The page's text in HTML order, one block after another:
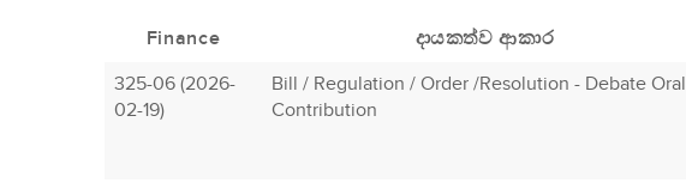
Finance දායකත්ව ආකාර
325-06 (2026-
02-19)
Bill / Regulation / Order /Resolution - Debate Oral
Contribution